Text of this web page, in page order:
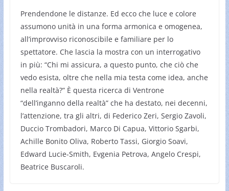
Prendendone le distanze. Ed ecco che luce e colore
assumono unità in una forma armonica e omogenea,
all’improvviso riconoscibile e familiare per lo
spettatore. Che lascia la mostra con un interrogativo
in più: “Chi mi assicura, a questo punto, che ciò che
vedo esista, oltre che nella mia testa come idea, anche
nella realtà?” È questa ricerca di Ventrone
“dell’inganno della realtà” che ha destato, nei decenni,
l’attenzione, tra gli altri, di Federico Zeri, Sergio Zavoli,
Duccio Trombadori, Marco Di Capua, Vittorio Sgarbi,
Achille Bonito Oliva, Roberto Tassi, Giorgio Soavi,
Edward Lucie-Smith, Evgenia Petrova, Angelo Crespi,
Beatrice Buscaroli.